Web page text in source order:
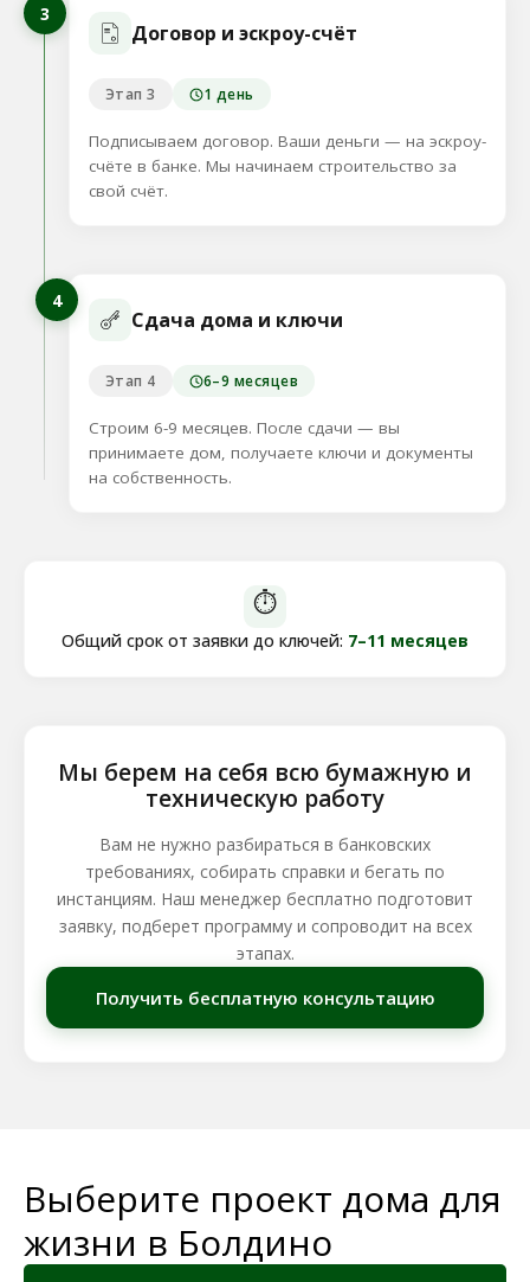
3
Договор и эскроу-счёт
Этап 3 1 день
Подписываем договор. Ваши деньги — на эскроу-
счёте в банке. Мы начинаем строительство за
свой счёт.
4
Сдача дома и ключи
Этап 4 6–9 месяцев
Строим 6-9 месяцев. После сдачи — вы
принимаете дом, получаете ключи и документы
на собственность.
⏱
Общий срок от заявки до ключей: 7–11 месяцев
Мы берем на себя всю бумажную и
техническую работу
Вам не нужно разбираться в банковских
требованиях, собирать справки и бегать по
инстанциям. Наш менеджер бесплатно подготовит
заявку, подберет программу и сопроводит на всех
этапах.
Получить бесплатную консультацию
Выберите проект дома для
жизни в Болдино